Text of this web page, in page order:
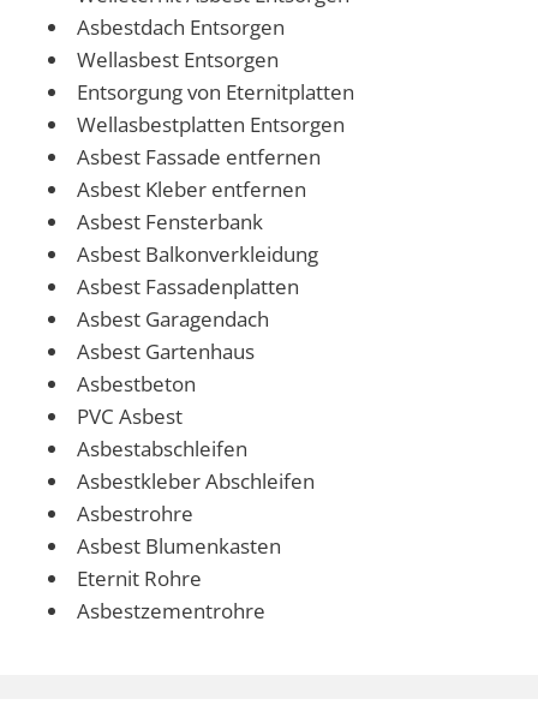
Asbestdach Entsorgen
Wellasbest Entsorgen
Entsorgung von Eternitplatten
Wellasbestplatten Entsorgen
Asbest Fassade entfernen
Asbest Kleber entfernen
Asbest Fensterbank
Asbest Balkonverkleidung
Asbest Fassadenplatten
Asbest Garagendach
Asbest Gartenhaus
Asbestbeton
PVC Asbest
Asbestabschleifen
Asbestkleber Abschleifen
Asbestrohre
Asbest Blumenkasten
Eternit Rohre
Asbestzementrohre